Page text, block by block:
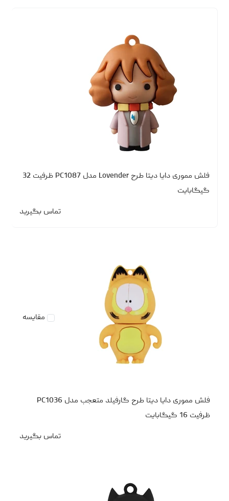
فلش مموری دایا دیتا طرح Lovender مدل PC1087 ظرفیت 32
گیگابایت
تماس بگیرید
مقایسه
فلش مموری دایا دیتا طرح گارفیلد متعجب مدل PC1036
ظرفیت 16 گیگابایت
تماس بگیرید